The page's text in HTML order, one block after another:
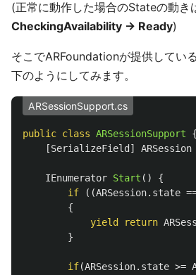
(正常に動作した場合のStateの動き
CheckingAvailability → Ready)
そこでARFoundationが提供してい
下のようにしてみます。
ARSessionSupport.cs
public class ARSessionSupport
{
[SerializeField ] ARSession
IEnumerator Start ()
{
if
((ARSession. state
{
yield
return
}
if(ARSession. state >=